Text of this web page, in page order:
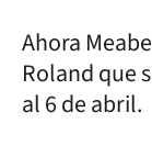
Ahora
Roland que
al 6 de abril.